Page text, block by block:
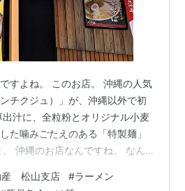
すよね。 このお店。 沖縄の人気
チクジュ）」が、沖縄以外で初
汁に、全粒粉とオリジナル小麦
た噛みごたえのある「特製麺」
沖縄のお店なんですね。 なん
麺にメンマをマシマシにしてみ
産 松山支店 #ラーメン